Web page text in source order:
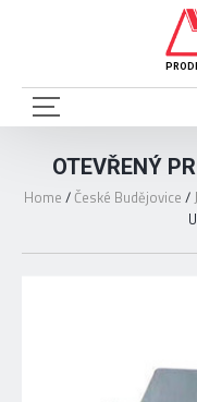
OTEVŘENÝ
Home / České Budějovice /